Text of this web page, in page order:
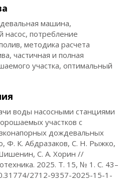
машина,
насос, потребление
методика расчета
частичная и полная
участка, оптимальный
воды насосными станциями
участков с
дождевальных
К. Абдразаков, С. Н. Рыжко,
С. А. Хорин //
2025. Т. 15, № 1. С. 43–
2712-9357-2025-15-1-